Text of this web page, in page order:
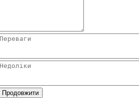
Продовжити